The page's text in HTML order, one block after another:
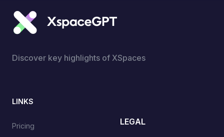
Discover key highlights of XSpaces
LINKS
Pricing LEGAL